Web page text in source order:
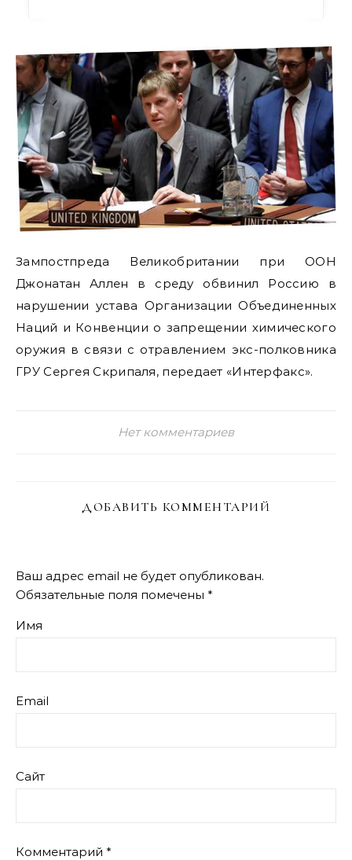
Зампостпреда Великобритании при ООН
Джонатан Аллен в среду обвинил Россию в
нарушении устава Организации Объединенных
Наций и Конвенции о запрещении химического
оружия в связи с отравлением экс-полковника
ГРУ Сергея Скрипаля, передает «Интерфакс».
Нет комментариев
ДОБАВИТЬ КОММЕНТАРИЙ
Ваш адрес email не будет опубликован.
Обязательные поля помечены *
Имя
Email
Сайт
Комментарий *